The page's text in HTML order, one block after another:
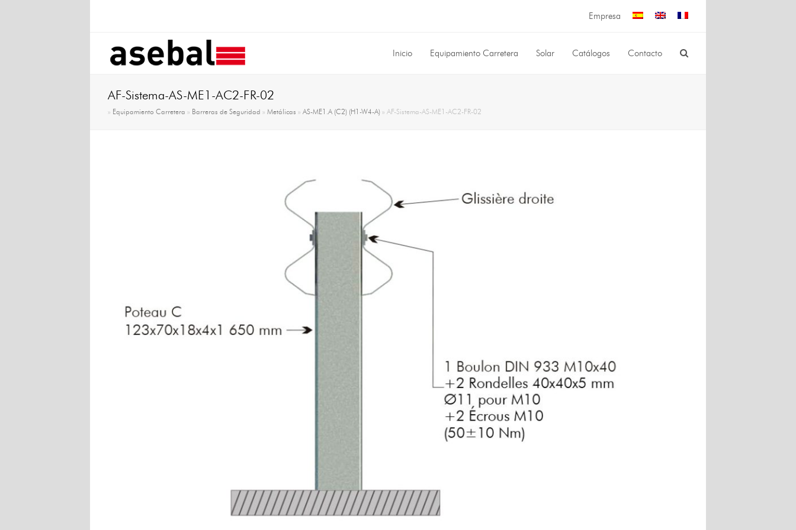
Empresa
Inicio Equipamiento Carretera Solar Catálogos Contacto
AF-Sistema-AS-ME1-AC2-FR-02
» Equipamiento Carretera » Barreras de Seguridad » Metálicas » AS-ME1.A (C2) (H1-W4-A) » AF-Sistema-AS-ME1-AC2-FR-02